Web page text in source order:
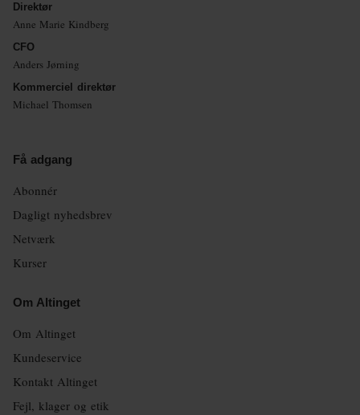
Direktør
Anne Marie Kindberg
CFO
Anders Jørning
Kommerciel direktør
Michael Thomsen
Få adgang
Abonnér
Dagligt nyhedsbrev
Netværk
Kurser
Om Altinget
Om Altinget
Kundeservice
Kontakt Altinget
Fejl, klager og etik